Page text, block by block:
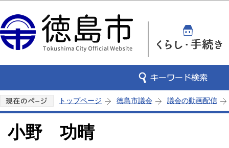
トップページ 徳島市議会 議会の動画配信
小野 功晴